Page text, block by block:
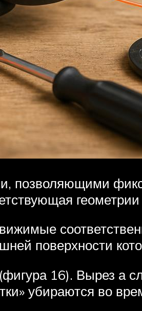
позволяющими
поверхности
16). Вырез а
убираются во